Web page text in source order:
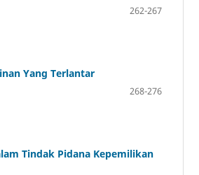
262-267
Yang Terlantar
268-276
Tindak Pidana Kepemilikan